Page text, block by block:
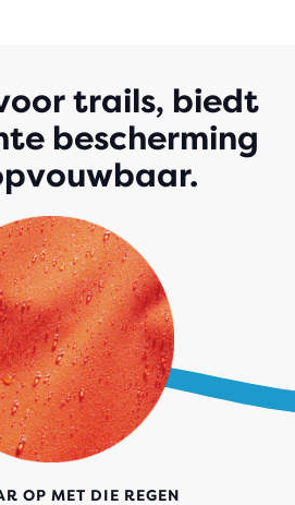
trails, biedt
bescherming
OP MET DIE REGEN